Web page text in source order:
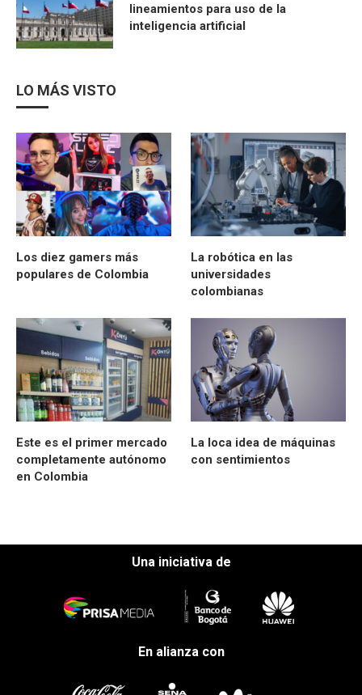
lineamientos para uso de la
inteligencia artificial
LO MÁS VISTO
Los diez gamers más
populares de Colombia
La robótica en las
universidades
colombianas
Este es el primer mercado
completamente autónomo
en Colombia
La loca idea de máquinas
con sentimientos
Una iniciativa de
En alianza con